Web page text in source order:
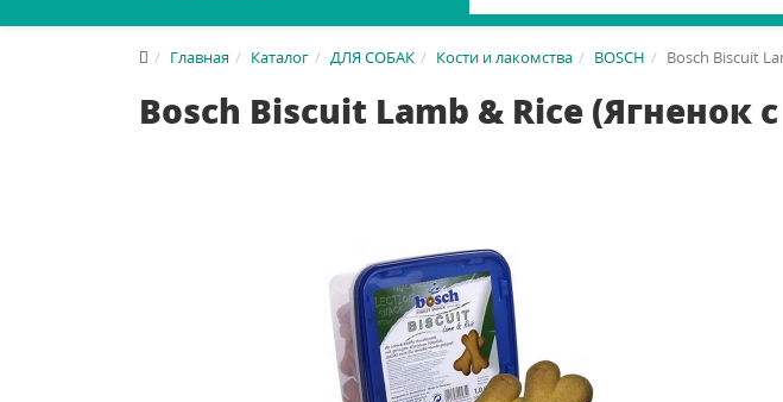
Главная Каталог ДЛЯ СОБАК Кости и лакомства BOSCH Bosch Biscuit
Bosch Biscuit Lamb & Rice (Ягненок